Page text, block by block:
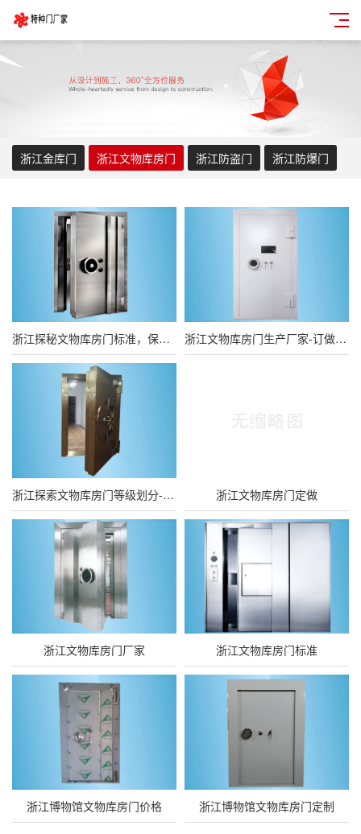
浙江金库门 浙江文物库房门 浙江防盗门 浙江防爆门
浙江探秘文物库房门标准，保护文化遗产的守护者 浙江文物库房门生产厂家-订做文物库房门厂家
浙江探索文物库房门等级划分-库房门等级的重要作用 浙江文物库房门定做
浙江文物库房门厂家 浙江文物库房门标准
浙江博物馆文物库房门价格 浙江博物馆文物库房门定制